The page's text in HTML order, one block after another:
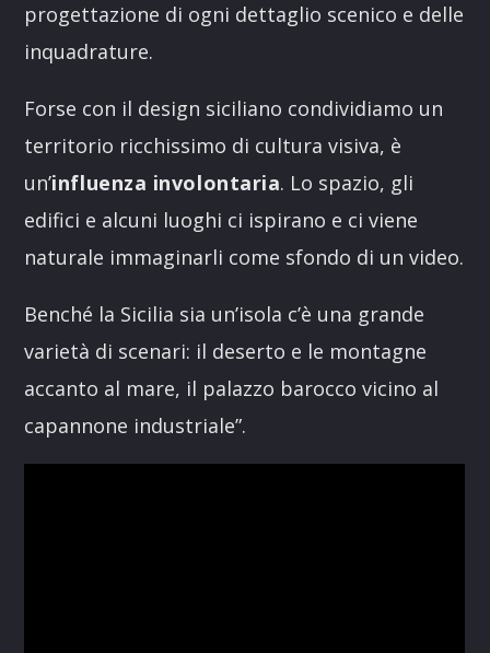
progettazione di ogni dettaglio scenico e delle
inquadrature.
Forse con il design siciliano condividiamo un
territorio ricchissimo di cultura visiva, è
un’influenza involontaria. Lo spazio, gli
edifici e alcuni luoghi ci ispirano e ci viene
naturale immaginarli come sfondo di un video.
Benché la Sicilia sia un’isola c’è una grande
varietà di scenari: il deserto e le montagne
accanto al mare, il palazzo barocco vicino al
capannone industriale”.